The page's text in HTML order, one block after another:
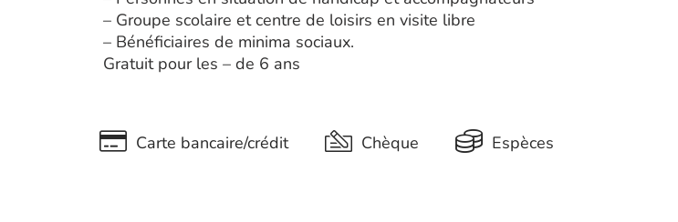
– Groupe scolaire et centre de loisirs en visite libre
– Bénéficiaires de minima sociaux.
Gratuit pour les – de 6 ans
Carte bancaire/crédit Chèque Espèces